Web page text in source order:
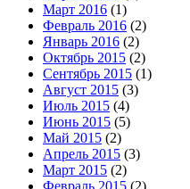
Март 2016 (1)
Февраль 2016 (2)
Январь 2016 (2)
Октябрь 2015 (2)
Сентябрь 2015 (1)
Август 2015 (3)
Июль 2015 (4)
Июнь 2015 (5)
Май 2015 (2)
Апрель 2015 (3)
Март 2015 (2)
Февраль 2015 (2)